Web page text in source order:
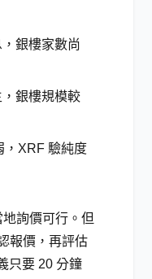
銀樓家數尚
銀樓規模較
，XRF 驗純度
詢價可行。但
報價，再評估
只要 20 分鐘